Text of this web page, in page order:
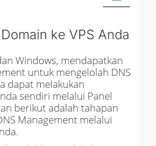
ke VPS Anda
Windows, mendapatkan
untuk mengelolah DNS
dapat melakukan
sendiri melalui Panel
berikut adalah tahapan
Management melalui